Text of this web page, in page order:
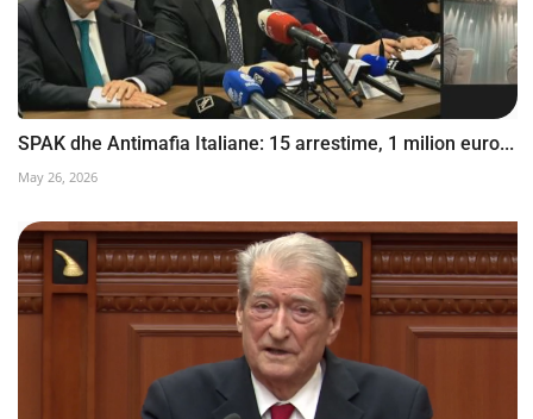
SPAK dhe Antimafia Italiane: 15 arrestime, 1 milion euro...
May 26, 2026